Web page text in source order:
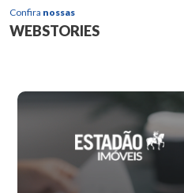
Confira nossas
WEBSTORIES